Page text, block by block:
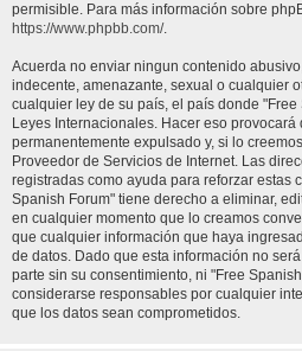
permisible. Para más información sobre
https://www.phpbb.com/.
Acuerda no enviar ningun contenido
indecente, amenazante, sexual o cualquier
cualquier ley de su país, el país donde
Leyes Internacionales. Hacer eso
permanentemente expulsado y, si lo
Proveedor de Servicios de Internet. Las
registradas como ayuda para reforzar estas
Spanish Forum" tiene derecho a eliminar,
en cualquier momento que lo creamos
que cualquier información que haya
de datos. Dado que esta información no
parte sin su consentimiento, ni "Free
considerarse responsables por cualquier
que los datos sean comprometidos.